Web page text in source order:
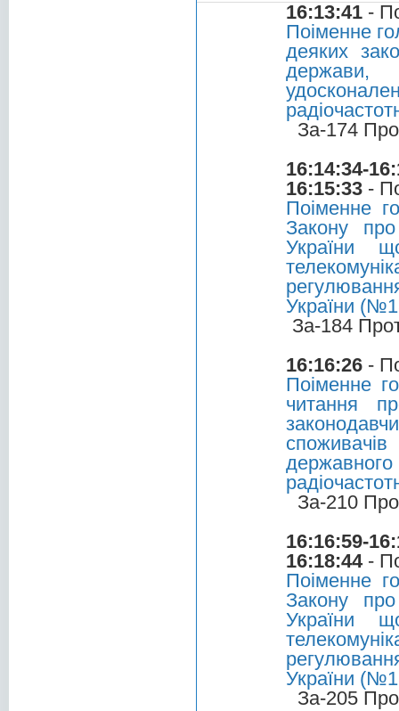
16:13:41 -
Поіменне
деяких
держави,
За-174
16:14:34-
16:15:33 -
Поіменне
Закону
України
України
За-184
16:16:26 -
Поіменне
читання
За-210
16:16:59-
16:18:44-
Поіменне
Закону
України
України
За-205